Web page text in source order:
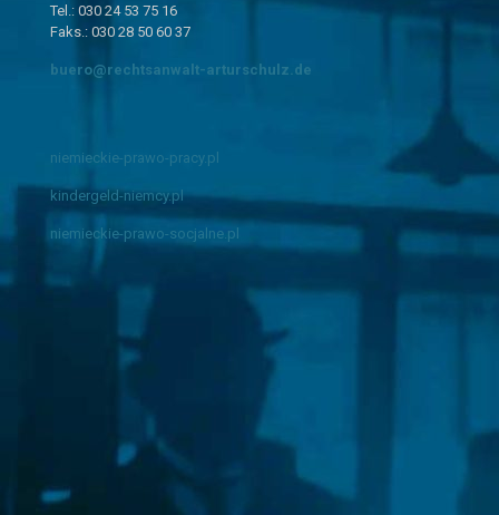
Tel.: 030 24 53 75 16
Faks.: 030 28 50 60 37
buero@rechtsanwalt-arturschulz.de
niemieckie-prawo-pracy.pl
kindergeld-niemcy.pl
niemieckie-prawo-socjalne.pl